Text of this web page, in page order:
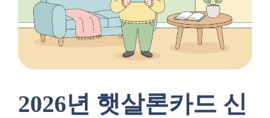
2026년 햇살론카드 신